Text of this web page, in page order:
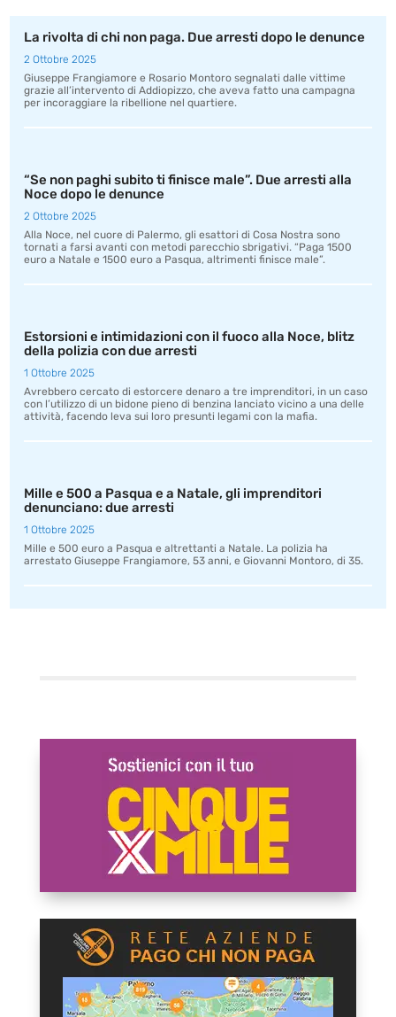
La rivolta di chi non paga. Due arresti dopo le denunce
2 Ottobre 2025
Giuseppe Frangiamore e Rosario Montoro segnalati dalle vittime
grazie all’intervento di Addiopizzo, che aveva fatto una campagna
per incoraggiare la ribellione nel quartiere.
“Se non paghi subito ti finisce male”. Due arresti alla
Noce dopo le denunce
2 Ottobre 2025
Alla Noce, nel cuore di Palermo, gli esattori di Cosa Nostra sono
tornati a farsi avanti con metodi parecchio sbrigativi. “Paga 1500
euro a Natale e 1500 euro a Pasqua, altrimenti finisce male”.
Estorsioni e intimidazioni con il fuoco alla Noce, blitz
della polizia con due arresti
1 Ottobre 2025
Avrebbero cercato di estorcere denaro a tre imprenditori, in un caso
con l’utilizzo di un bidone pieno di benzina lanciato vicino a una delle
attività, facendo leva sui loro presunti legami con la mafia.
Mille e 500 a Pasqua e a Natale, gli imprenditori
denunciano: due arresti
1 Ottobre 2025
Mille e 500 euro a Pasqua e altrettanti a Natale. La polizia ha
arrestato Giuseppe Frangiamore, 53 anni, e Giovanni Montoro, di 35.